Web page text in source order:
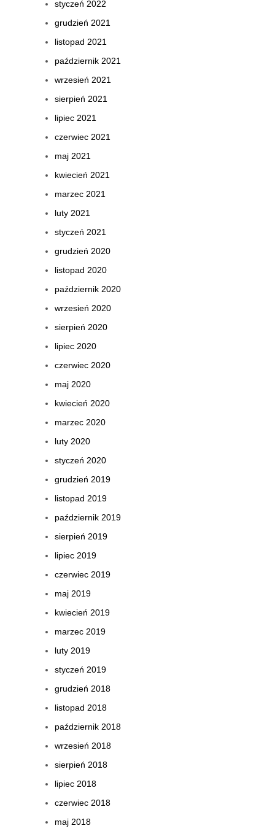
styczeń 2022
grudzień 2021
listopad 2021
październik 2021
wrzesień 2021
sierpień 2021
lipiec 2021
czerwiec 2021
maj 2021
kwiecień 2021
marzec 2021
luty 2021
styczeń 2021
grudzień 2020
listopad 2020
październik 2020
wrzesień 2020
sierpień 2020
lipiec 2020
czerwiec 2020
maj 2020
kwiecień 2020
marzec 2020
luty 2020
styczeń 2020
grudzień 2019
listopad 2019
październik 2019
sierpień 2019
lipiec 2019
czerwiec 2019
maj 2019
kwiecień 2019
marzec 2019
luty 2019
styczeń 2019
grudzień 2018
listopad 2018
październik 2018
wrzesień 2018
sierpień 2018
lipiec 2018
czerwiec 2018
maj 2018